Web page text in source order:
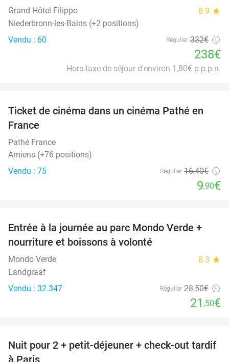
Grand Hôtel Filippo 8.9 star
Niederbronn-les-Bains (+2 positions)
Vendu : 60
Régulier 332€
238€
Hors taxe de séjour d'environ 1,80€ p.p.p.n.
40%
Ticket de cinéma dans un cinéma Pathé en
France
Pathé France
Amiens (+76 positions)
Vendu : 75
Régulier 16,40€
9,90€
25%
Entrée à la journée au parc Mondo Verde +
nourriture et boissons à volonté
Mondo Verde 8.3 star
Landgraaf
Vendu : 32.347
Régulier 28,50€
21 ,50€
62%
Nuit pour 2 + petit-déjeuner + check-out tardif
à Paris